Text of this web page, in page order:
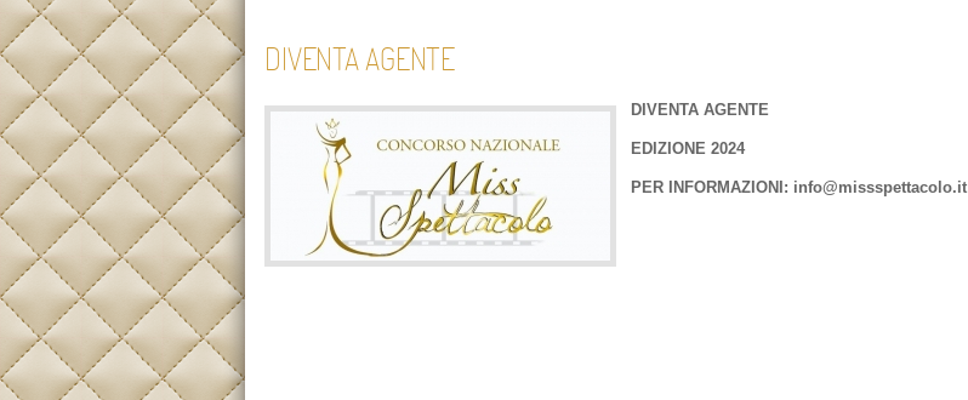
DIVENTA AGENTE
DIVENTA AGENTE
EDIZIONE 2024
PER INFORMAZIONI: info@missspettacolo.it